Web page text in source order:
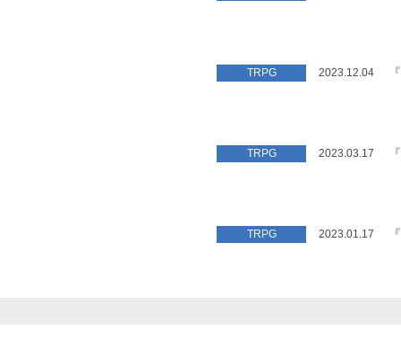
TRPG 2023.12.04
TRPG 2023.03.17
TRPG 2023.01.17